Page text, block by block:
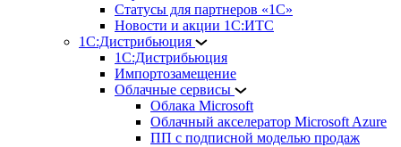
Статусы для партнеров «1С»
Новости и акции 1С:ИТС
1С:Дистрибьюция
1С:Дистрибьюция
Импортозамещение
Облачные сервисы
Облака Microsoft
Облачный акселератор Microsoft Azure
ПП с подписной моделью продаж